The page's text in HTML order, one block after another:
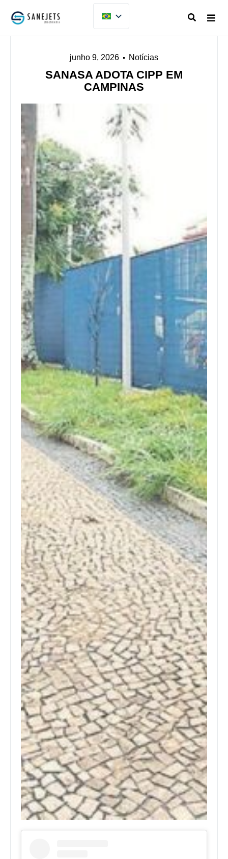
junho 9, 2026 Notícias
SANASA ADOTA CIPP EM
CAMPINAS